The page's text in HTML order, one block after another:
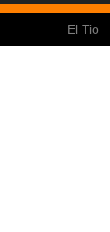
El Tio